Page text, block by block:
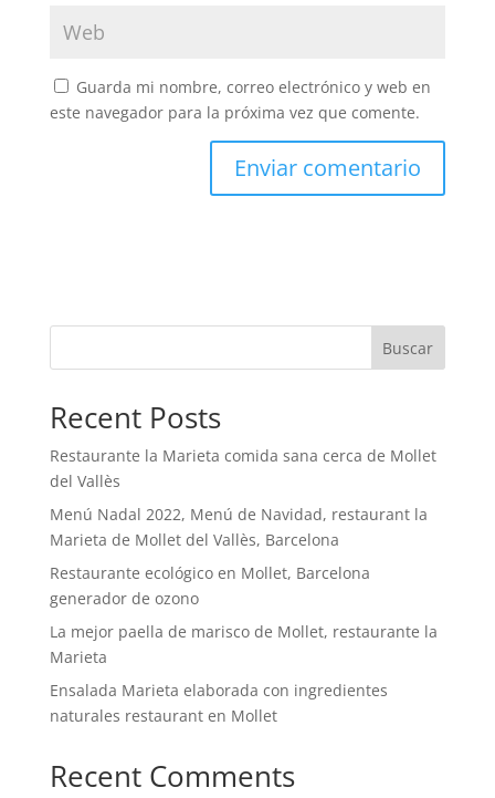
Guarda mi nombre, correo electrónico y web en
este navegador para la próxima vez que comente.
Buscar
Recent Posts
Restaurante la Marieta comida sana cerca de Mollet
del Vallès
Menú Nadal 2022, Menú de Navidad, restaurant la
Marieta de Mollet del Vallès, Barcelona
Restaurante ecológico en Mollet, Barcelona
generador de ozono
La mejor paella de marisco de Mollet, restaurante la
Marieta
Ensalada Marieta elaborada con ingredientes
naturales restaurant en Mollet
Recent Comments